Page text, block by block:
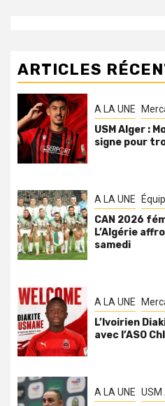
ARTICLES
A LA UNE
USM Alger :
signe pour
A LA UNE
CAN 2026
L’Algérie
samedi
A LA UNE
L’Ivoirien
avec l’ASO
A LA UNE USM